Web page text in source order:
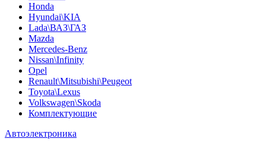
Honda
Hyundai\KIA
Lada\ВАЗ\ГАЗ
Mazda
Mercedes-Benz
Nissan\Infinity
Opel
Renault\Mitsubishi\Peugeot
Toyota\Lexus
Volkswagen\Skoda
Комплектующие
Автоэлектроника